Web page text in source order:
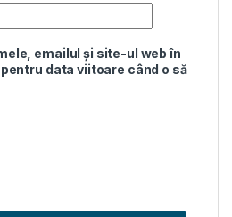
emailul și site-ul web în
data viitoare când o să